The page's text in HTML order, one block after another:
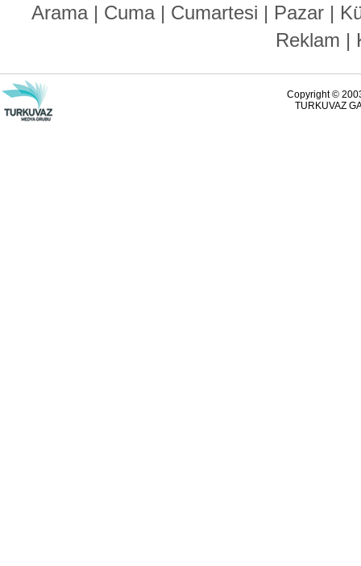
Arama| Cuma| Cumartesi | Pazar |
Reklam |
Copyright ©
TURKUVAZ